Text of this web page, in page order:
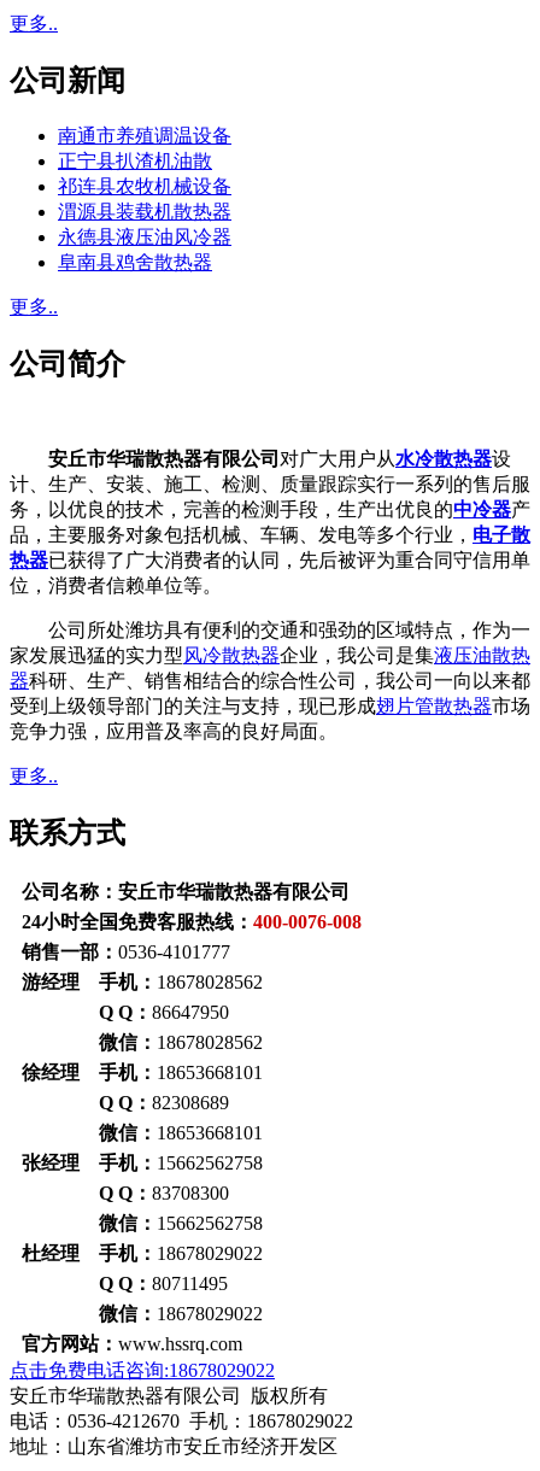
更多..
公司新闻
南通市养殖调温设备
正宁县扒渣机油散
祁连县农牧机械设备
渭源县装载机散热器
永德县液压油风冷器
阜南县鸡舍散热器
更多..
公司简介
安丘市华瑞散热器有限公司 对广大用户从水冷散热器设
计、生产、安装、施工、检测、质量跟踪实行一系列的售后服
务，以优良的技术，完善的检测手段，生产出优良的中冷器产
品，主要服务对象包括机械、车辆、发电等多个行业， 电子散
热器已获得了广大消费者的认同，先后被评为重合同守信用单
位，消费者信赖单位等。
公司所处潍坊具有便利的交通和强劲的区域特点，作为一
家发展迅猛的实力型风冷散热器企业，我公司是集液压油散热
器科研、生产、销售相结合的综合性公司，我公司一向以来都
受到上级领导部门的关注与支持，现已形成翅片管散热器市场
竞争力强，应用普及率高的良好局面。
更多..
联系方式
公司名称：安丘市华瑞散热器有限公司
24小时全国免费客服热线： 400-0076-008
销售一部： 0536-4101777
游经理 手机： 18678028562
Q Q： 86647950
微信： 18678028562
徐经理 手机： 18653668101
Q Q： 82308689
微信： 18653668101
张经理 手机： 15662562758
Q Q： 83708300
微信： 15662562758
杜经理 手机： 18678029022
Q Q： 80711495
微信： 18678029022
官方网站： www.hssrq.com
点击免费电话咨询:18678029022
安丘市华瑞散热器有限公司 版权所有
电话：0536-4212670 手机：18678029022
地址：山东省潍坊市安丘市经济开发区